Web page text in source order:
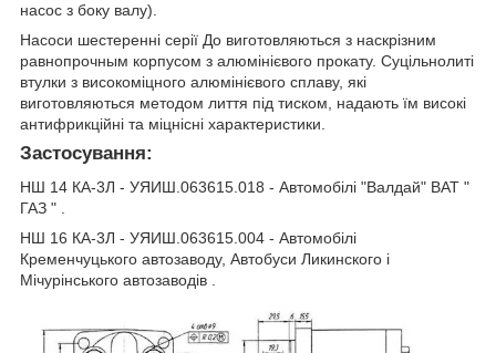
насос з боку валу).
Насоси шестеренні серії До виготовляються з наскрізним
равнопрочным корпусом з алюмінієвого прокату. Суцільнолиті
втулки з високоміцного алюмінієвого сплаву, які
виготовляються методом лиття під тиском, надають їм високі
антифрикційні та міцнісні характеристики.
Застосування:
НШ 14 КА-3Л - УЯИШ.063615.018 - Автомобілі "Валдай" ВАТ "
ГАЗ " .
НШ 16 КА-3Л - УЯИШ.063615.004 - Автомобілі
Кременчуцького автозаводу, Автобуси Ликинского і
Мічурінського автозаводів .